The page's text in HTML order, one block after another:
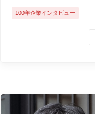
100年企業インタビュー